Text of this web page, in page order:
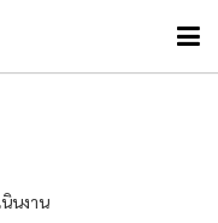
นงาน